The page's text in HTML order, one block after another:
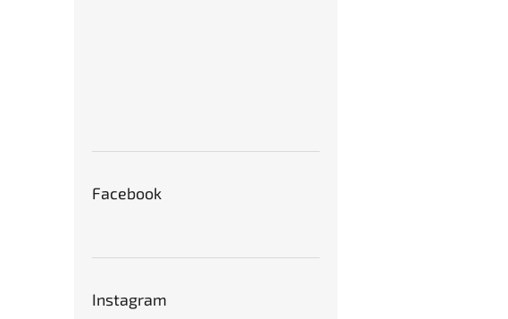
Facebook
Instagram